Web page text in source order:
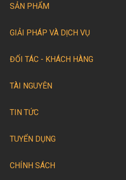
SẢN PHẨM
GIẢI PHÁP VÀ DỊCH VỤ
ĐỐI TÁC - KHÁCH HÀNG
TÀI NGUYÊN
TIN TỨC
TUYỂN DỤNG
CHÍNH SÁCH